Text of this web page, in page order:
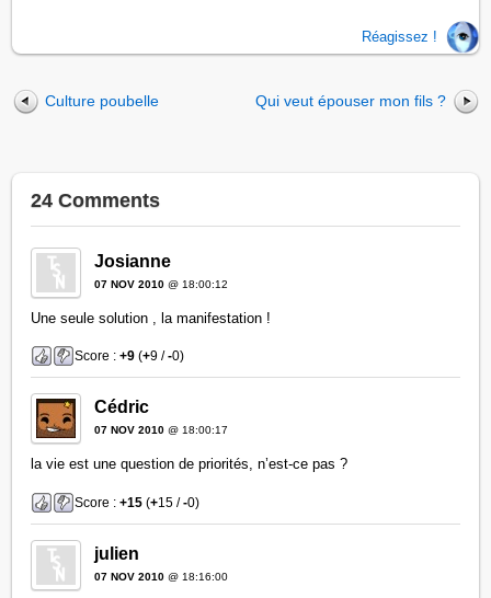
Réagissez !
Culture poubelle Qui veut épouser mon fils ?
24 Comments
Josianne
07 NOV 2010 @ 18:00:12
Une seule solution , la manifestation !
Score :+9 (+9 /-0)
Cédric
07 NOV 2010 @ 18:00:17
la vie est une question de priorités, n’est-ce pas ?
Score :+15 (+15 /-0)
julien
07 NOV 2010 @ 18:16:00